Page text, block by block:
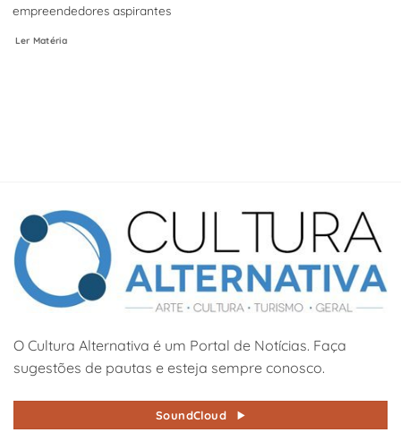
empreendedores aspirantes
Ler Matéria
O Cultura Alternativa é um Portal de Notícias. Faça
sugestões de pautas e esteja sempre conosco.
SoundCloud